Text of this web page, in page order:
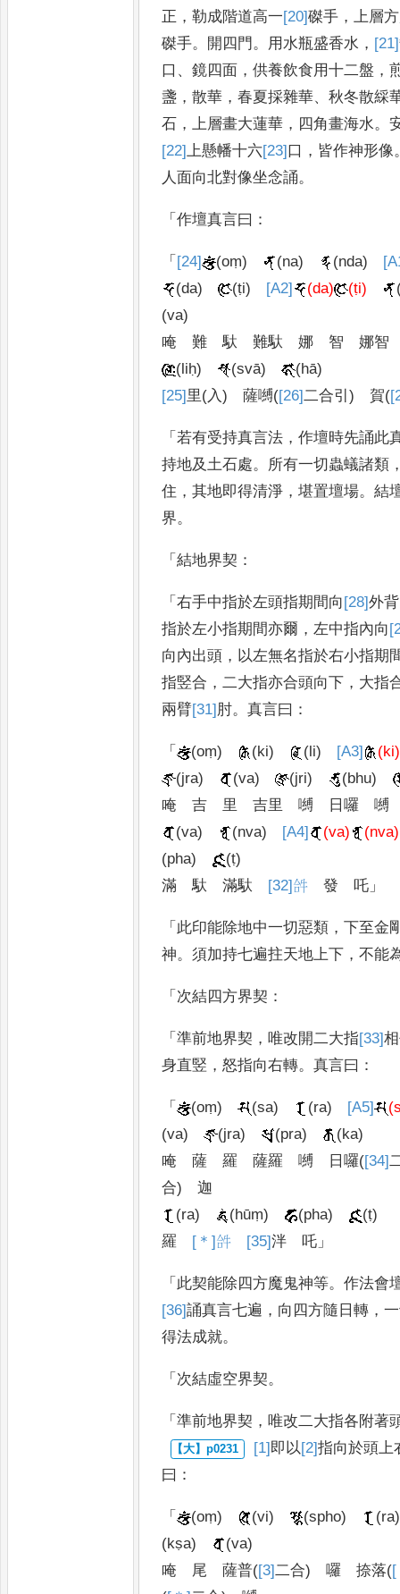
正 ，勒成階道高一[20]磔手 ，上層方
磔手。 開四門。 用水瓶盛香水 ， [21]
口 、鏡四面 ，供養飲食用十二盤 ，
盞 ，散華 ，春夏採雜華、秋冬散綵
石 ，上層畫大蓮華 ， 四角畫海水。
[22]上懸幡十六[23] 口 ， 皆作神形像
人面向北對像坐念誦。
「作壇真言曰 ：
「 [24] (oṃ) (na) (nda)
(da)
(ṭi) [A2] (da) (ṭi)
(va)
唵
難 馱 難馱 娜 智
娜智
(liḥ)
(svā)
(hā)
[25] 里(入) 薩嚩([26]二合引) 賀(
「若有受持真言法 ，作壇時先誦此
持地及土石處。 所有一切蟲蟻諸類
住 ，其地即得清淨 ，堪置壇場。結
界。
「結地界契 ：
「右手中指於左頭指期間向 [28]外
指於左小指期間亦爾 ，左中指內向
向內出頭 ， 以左無名指於右小指期
指竪合 ，二大指亦合頭向下 ， 大指
兩臂[31] 肘。真言曰 ：
「 (oṃ) (ki) (li) [A3]
(ki)
(jra)
(va) (jri)
(bhu)
唵
吉 里 吉里 嚩 日囉
嚩
(va)
(nva) [A4] (va)
(nva)
(pha)
(ṭ)
滿
馱 滿馱 [32] 𤙖 發 吒 」
「 此印能除地中一切惡類 ，下至金
神。須加持七遍拄天地上下 ，不能
「 次結四方界契 ：
「準前地界契 ，唯改開二大指[33]相
身直竪 ，怒指向右轉。真言曰 ：
「 (oṃ) (sa) (ra) [A5]
(va)
(jra) (pra)
(ka)
唵
薩 羅 薩羅 嚩 日囉([34]
合)迦
(ra)
(hūṃ) (pha)
(ṭ)
羅
[＊] 𤙖 [35]泮 吒 」
「 此契能除四方魔鬼神等。作法會
[36]誦真言七遍 ， 向四方隨日轉 ，
得法成就。
「 次結虛空界契。
「準前地界契 ，唯改二大指各附著
[1] 即以[2]指向於頭上
曰 ：
「 (oṃ) (vi) (spho)
(ra)
(kṣa)
(va)
唵
尾 薩普([3]二合)囉 捺落(